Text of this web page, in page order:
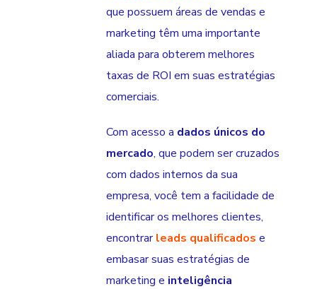
que possuem áreas de vendas e
marketing têm uma importante
aliada para obterem melhores
taxas de ROI em suas estratégias
comerciais.
Com acesso a dados únicos do
mercado, que podem ser cruzados
com dados internos da sua
empresa, você tem a facilidade de
identificar os melhores clientes,
encontrarleads qualificados e
embasar suas estratégias de
marketing e inteligência